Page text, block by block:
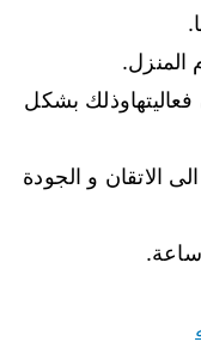
المنزل.
بشكل
الاتقان و الجودة